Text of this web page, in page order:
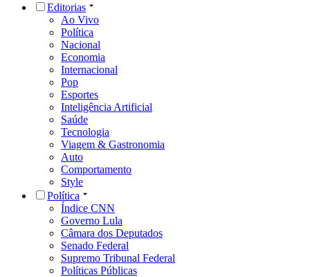
Editorias
Ao Vivo
Política
Nacional
Economia
Internacional
Pop
Esportes
Inteligência Artificial
Saúde
Tecnologia
Viagem & Gastronomia
Auto
Comportamento
Style
Política
Índice CNN
Governo Lula
Câmara dos Deputados
Senado Federal
Supremo Tribunal Federal
Políticas Públicas